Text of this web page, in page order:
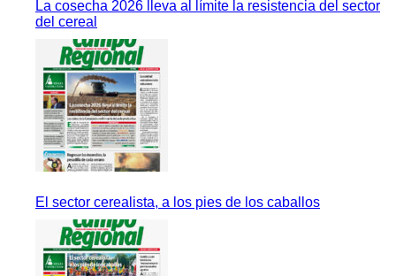
La cosecha 2026 lleva al límite la resistencia del sector
del cereal
El sector cerealista, a los pies de los caballos